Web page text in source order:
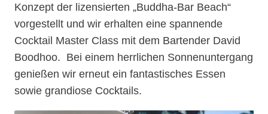
Konzept der lizensierten „Buddha-Bar Beach“
vorgestellt und wir erhalten eine spannende
Cocktail Master Class mit dem Bartender David
Boodhoo. Bei einem herrlichen Sonnenuntergang
genießen wir erneut ein fantastisches Essen
sowie grandiose Cocktails.